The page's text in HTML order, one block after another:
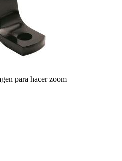
para hacer zoom